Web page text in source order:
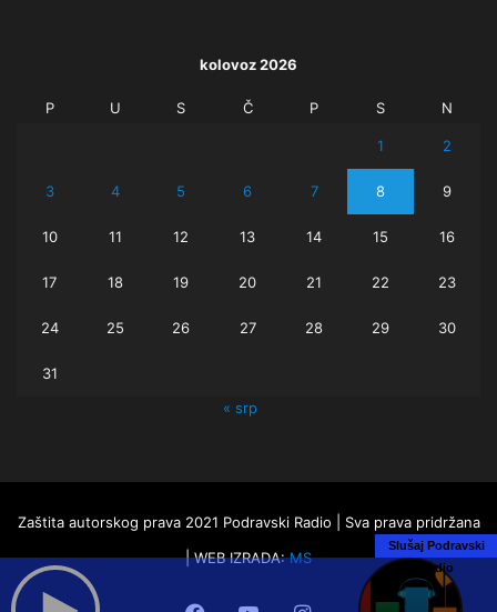
kolovoz 2026
P U S Č P S N
1 2
3 4 5 6 7 8 9
10 11 12 13 14 15 16
17 18 19 20 21 22 23
24 25 26 27 28 29 30
31
« srp
Zaštita autorskog prava 2021 Podravski Radio | Sva prava pridržana
| WEB IZRADA:MS
Slušaj Podravski
Radio